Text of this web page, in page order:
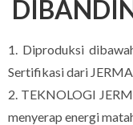
1. Diproduksi
Sertifikasi dari
2. TEKNOLOGI
menyerap energi